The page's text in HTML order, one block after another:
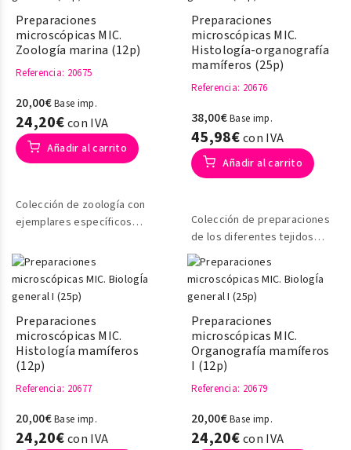
Preparaciones
microscópicas MIC.
Zoología marina (12p)
Referencia: 20675
20,00€Base imp.
24,20€con IVA
Añadir al carrito
Colección de zoología con
ejemplares específicos
Preparaciones
microscópicas MIC.
Histología-organografía
mamíferos (25p)
Referencia: 20676
38,00€Base imp.
45,98€con IVA
Añadir al carrito
Colección de preparaciones
de los diferentes tejidos
animales y del aparato
digestivo
Preparaciones
microscópicas MIC.
Histología mamíferos
(12p)
Referencia: 20677
20,00€Base imp.
24,20€con IVA
Preparaciones
microscópicas MIC.
Organografía mamíferos
I (12p)
Referencia: 20679
20,00€Base imp.
24,20€con IVA